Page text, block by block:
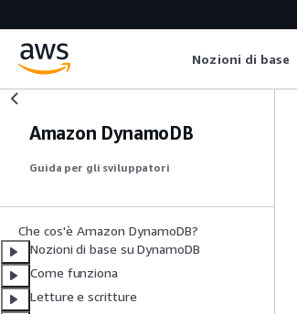
Nozioni di base
Amazon DynamoDB
Guida per gli sviluppatori
Che cos'è Amazon DynamoDB?
Nozioni di base su DynamoDB
Come funziona
Letture e scritture